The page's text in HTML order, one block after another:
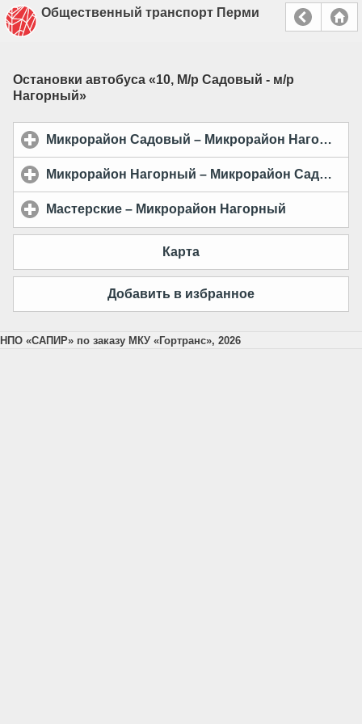
Общественный транспорт Перми
Остановки автобуса «10, М/р Садовый - м/р
Нагорный»
Микрорайон Садовый – Микрорайон Нагорный
Микрорайон Нагорный – Микрорайон Садовый
Мастерские – Микрорайон Нагорный
Карта
Добавить в избранное
НПО «САПИР» по заказу МКУ «Гортранс», 2026